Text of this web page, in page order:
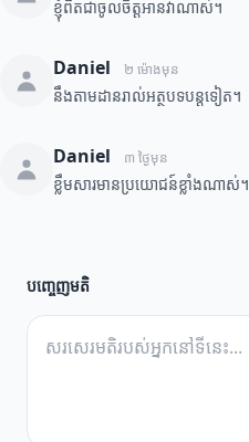
ខ្ញុំពិតជាចូលចិត្តអានវាណាស់។
Daniel ២ ម៉ោងមុន
នឹងតាមដានរាល់អត្ថបទបន្តទៀត។
Daniel ៣ ថ្ងៃមុន
ខ្លឹមសារមានប្រយោជន៍ខ្លាំងណាស់។
បញ្ចេញមតិ